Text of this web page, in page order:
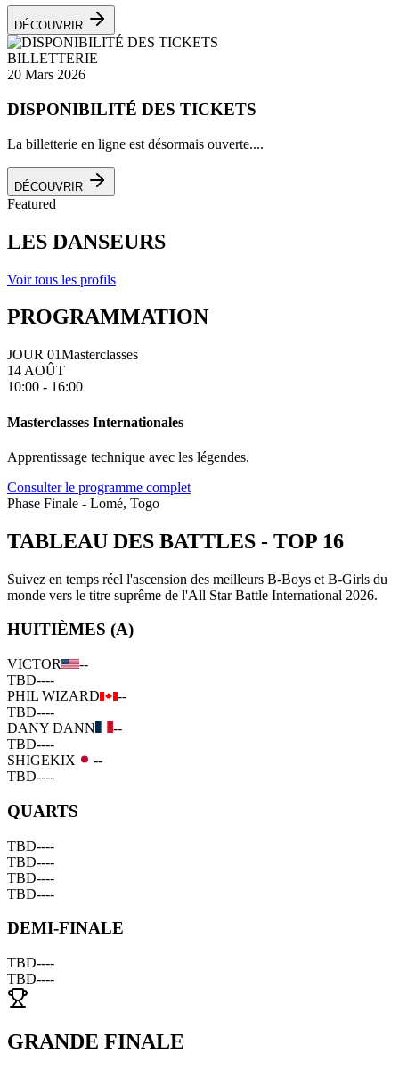
DÉCOUVRIR
BILLETTERIE
20 Mars 2026
DISPONIBILITÉ DES TICKETS
La billetterie en ligne est désormais ouverte....
DÉCOUVRIR
Featured
LES DANSEURS
Voir tous les profils
PROGRAMMATION
JOUR 01Masterclasses
14 AOÛT
10:00 - 16:00
Masterclasses Internationales
Apprentissage technique avec les légendes.
Consulter le programme complet
Phase Finale - Lomé, Togo
TABLEAU DES BATTLES - TOP 16
Suivez en temps réel l'ascension des meilleurs B-Boys et B-Girls du
monde vers le titre suprême de l'All Star Battle International 2026.
HUITIÈMES (A)
VICTOR
--
TBD----
PHIL WIZARD
--
TBD----
DANY DANN
--
TBD----
SHIGEKIX
--
TBD----
QUARTS
TBD----
TBD----
TBD----
TBD----
DEMI-FINALE
TBD----
TBD----
GRANDE FINALE